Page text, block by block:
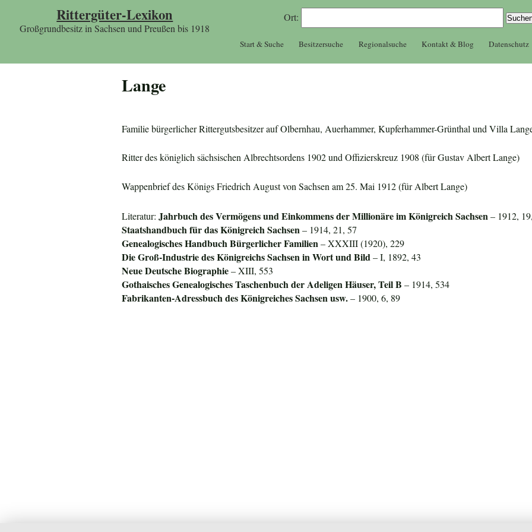
Rittergüter-Lexikon
Großgrundbesitz in Sachsen und Preußen bis 1918
Ort:
Start & Suche Besitzersuche Regionalsuche Kontakt & Blog Datenschutz
Lange
Familie bürgerlicher Rittergutsbesitzer auf Olbernhau, Auerhammer, Kupferhammer-Grünthal und Villa
Ritter des königlich sächsischen Albrechtsordens 1902 und Offizierskreuz 1908 (für Gustav Albert Lange)
Wappenbrief des Königs Friedrich August von Sachsen am 25. Mai 1912 (für Albert Lange)
Literatur:Jahrbuch des Vermögens und Einkommens der Millionäre im Königreich Sachsen – 1912,
Staatshandbuch für dasKönigreich Sachsen – 1914, 21, 57
Genealogisches Handbuch Bürgerlicher Familien – XXXIII (1920), 229
Die Groß-Industrie desKönigreichs Sachsen in Wort und Bild – I, 1892, 43
Neue Deutsche Biographie– XIII, 553
Gothaisches Genealogisches Taschenbuch der Adeligen Häuser, Teil B – 1914, 534
Fabrikanten-Adressbuch desKönigreiches Sachsen usw.– 1900, 6, 89